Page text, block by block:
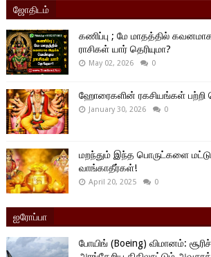
ஜோதிடம்
கணிப்பு ; மே மாதத்தில்
ராசிகள் யார் தெரியுமா?
May 02, 2026 0
ஹோரைகளின் ரகசியங்கள் பற்றி
January 30, 2026 0
மறந்தும் இந்த பொருட்களை
வாங்காதீர்கள்!
April 20, 2025 0
ஐரோப்பா
போயிங் (Boeing) விமானம்: